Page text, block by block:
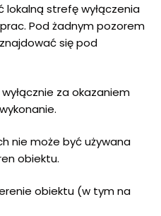
lokalną strefę wyłączenia
Pod żadnym pozorem
się pod
za okazaniem
nie może być używana
obiektu.
obiektu (w tym na